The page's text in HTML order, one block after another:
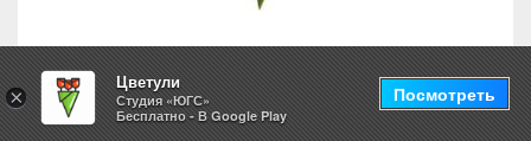
Композиция Лолита
×
Цветули
Студия «ЮГС»
Бесплатно - В Google Play
Посмотреть